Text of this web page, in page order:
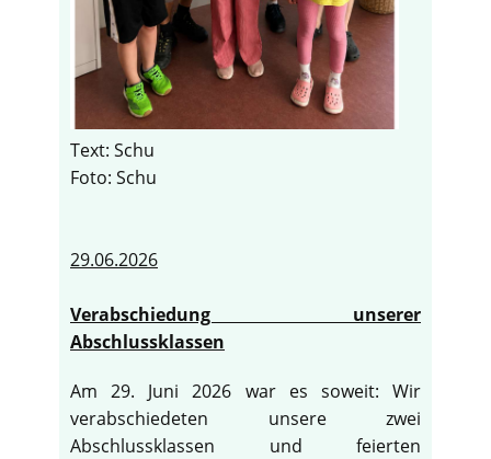
Text: Schu
Foto: Schu
29.06.2026
Verabschiedung unserer
Abschlussklassen
Am 29. Juni 2026 war es soweit: Wir
verabschiedeten unsere zwei
Abschlussklassen und feierten